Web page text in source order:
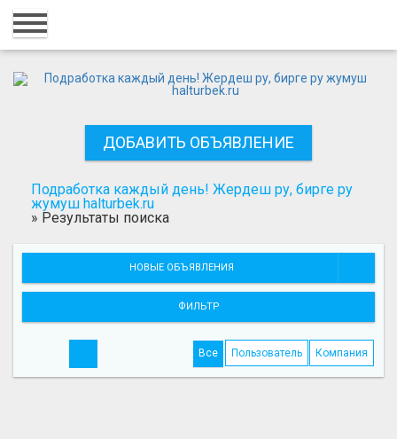
Главная
Добавить объявление
Поиск
ДОБАВИТЬ ОБЪЯВЛЕНИЕ
Подработка каждый день! Жердеш ру, бирге ру
жумуш halturbek.ru
» Результаты поиска
НОВЫЕ ОБЪЯВЛЕНИЯ
ФИЛЬТР
Все Пользователь Компания